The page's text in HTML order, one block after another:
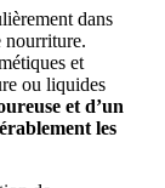
dans
nourriture.
et
ou liquides
et d’un
les